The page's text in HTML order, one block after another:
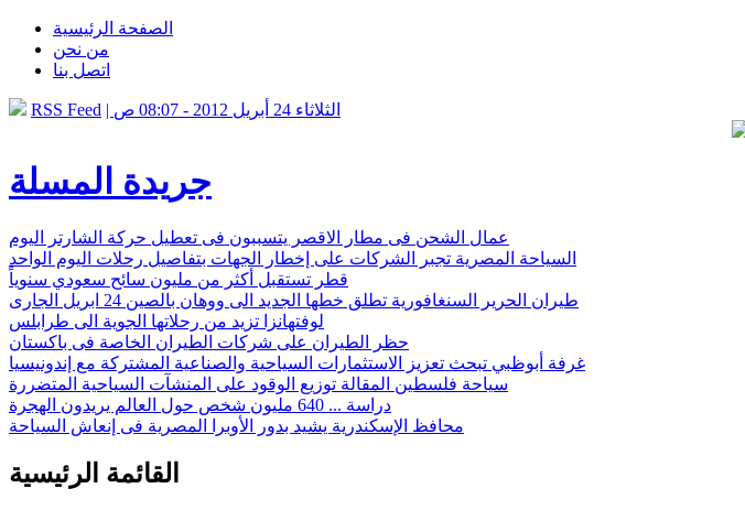
الصفحة الرئيسية
من نحن
اتصل بنا
RSS Feed | الثلاثاء 24 أبريل 2012 - 08:07 ص
جريدة المسلة
عمال الشحن فى مطار الاقصر يتسببون فى تعطيل حركة الشارتر اليوم
السياحة المصرية تجبر الشركات على إخطار الجهات بتفاصيل رحلات اليوم الواحد
قطر تستقبل أكثر من مليون سائح سعودي سنوياً
طيران الحرير السنغافورية تطلق خطها الجديد الى ووهان بالصين 24 ابريل الجارى
لوفتهانزا تزيد من رحلاتها الجوية الى طرابلس
حظر الطيران على شركات الطيران الخاصة فى باكستان
غرفة أبوظبي تبحث تعزيز الاستثمارات السياحية والصناعية المشتركة مع إندونيسيا
سياحة فلسطين المقالة توزيع الوقود على المنشآت السياحية المتضررة
دراسة ... 640 مليون شخص حول العالم يريدون الهجرة
محافظ الإسكندرية يشيد بدور الأوبرا المصرية فى إنعاش السياحة
القائمة الرئيسية